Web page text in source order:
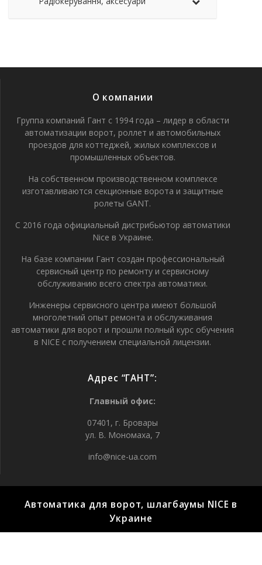
О компании
Группа компаний Гант с 1994 года – лидер в области
автоматизации ворот, роллет и автомобильных
проездов для коттеджей, жилых комплексов и
промышленных объектов.
На собственном производственном комплексе
изготавливаются секционные ворота и защитные
ролеты GANT.
С 2016 года официальный дистрибьютор автоматики
Nice в Украине.
На базе компании Гант создан профессиональный
сервисный центр по ремонту и сервисному
обслуживанию всего спектра автоматики.
Инженеры сервисного центра имеют большой
многолетний опыт ремонта и обслуживания
автоматики для ворот и прошли полный курс обучения
в NICE с получением специальной лицензии.
Адрес “ГАНТ”:
Главный офис:
07401, г. Бровары
ул. В. Мономаха, 7
info@nice-ua.com
Автоматика для ворот, шлагбаумы NICE в
Украине